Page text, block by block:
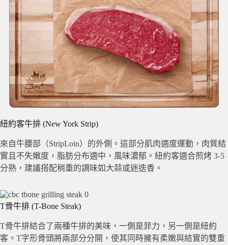
紐約客牛排 (New York Strip)
來自牛腰部（StripLoin）的外側。這部分肌肉適度運動，肉質結
實且不失嫩度，脂肪分布適中，風味濃郁。紐約客適合煎烤 3-5
分熟，建議搭配稍重的調味如大蒜或迷迭香。
T骨牛排 (T-Bone Steak)
T骨牛排結合了兩種牛排的美味，一側是菲力，另一側是紐約
客。T字形骨頭將兩部分分開，使其同時擁有柔嫩與結實的雙重